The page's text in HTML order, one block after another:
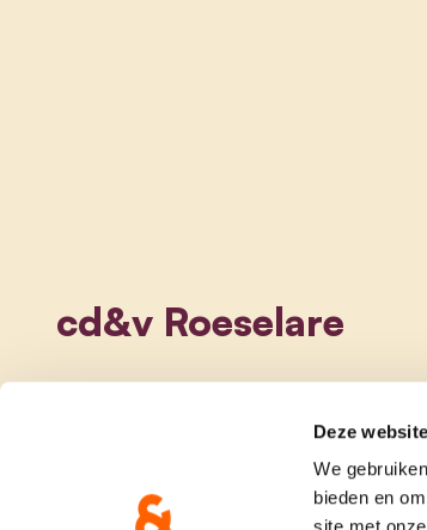
Deze
We
bieden en
cd&v Roeselare